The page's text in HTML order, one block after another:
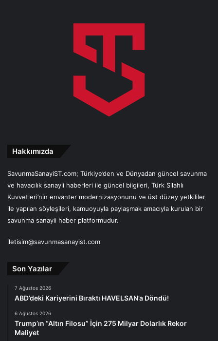
Hakkımızda
SavunmaSanayiST.com; Türkiye’den ve Dünyadan güncel savunma
ve havacılık sanayii haberleri ile güncel bilgileri, Türk Silahlı
Kuvvetleri’nin envanter modernizasyonunu ve üst düzey yetkililer
ile yapılan söyleşileri, kamuoyuyla paylaşmak amacıyla kurulan bir
savunma sanayii haber platformudur.
iletisim@savunmasanayist.com
Son Yazılar
7 Ağustos 2026
ABD’deki Kariyerini Bıraktı HAVELSAN’a Döndü!
6 Ağustos 2026
Trump’ın “Altın Filosu” İçin 275 Milyar Dolarlık Rekor
Maliyet